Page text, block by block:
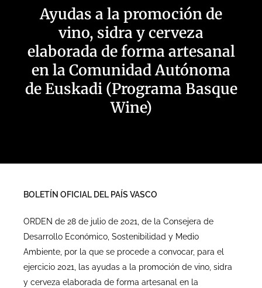
Ayudas a la promoción de
vino, sidra y cerveza
elaborada de forma artesanal
en la Comunidad Autónoma
de Euskadi (Programa Basque
Wine)
BOLETÍN OFICIAL DEL PAÍS VASCO
ORDEN de 28 de julio de 2021, de la Consejera de
Desarrollo Económico, Sostenibilidad y Medio
Ambiente, por la que se procede a convocar, para el
ejercicio 2021, las ayudas a la promoción de vino, sidra
y cerveza elaborada de forma artesanal en la